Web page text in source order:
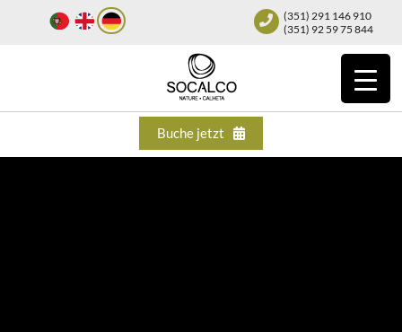
(351) 291 146 910
(351) 92 59 75 844
Buche jetzt